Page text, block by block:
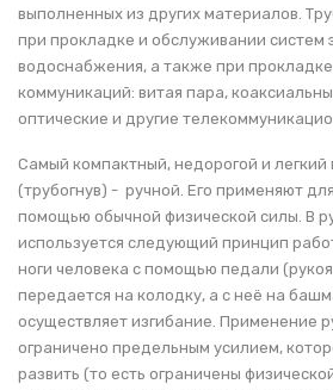
выполненных из других материалов.
при прокладке и обслуживании систем
водоснабжения, а также при
коммуникаций: витая пара,
оптические и другие
Самый компактный, недорогой и легкий
(трубогнув) - ручной. Его применяют
помощью обычной физической силы. В
используется следующий принцип
ноги человека с помощью педали
передается на колодку, а с неё на
осуществляет изгибание. Применение
ограничено предельным усилием,
развить (то есть ограничены